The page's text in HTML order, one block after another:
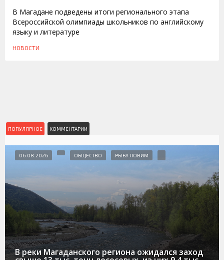
В Магадане подведены итоги регионального этапа
Всероссийской олимпиады школьников по английскому
языку и литературе
НОВОСТИ
ПОПУЛЯРНОЕ КОММЕНТАРИИ
В реки Магаданского региона ожидался заход
06.08.2026 ОБЩЕСТВО РЫБУ ЛОВИМ